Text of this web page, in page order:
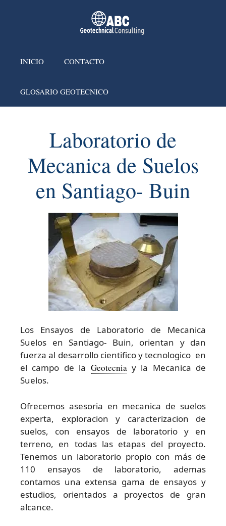
INICIO CONTACTO
GLOSARIO GEOTECNICO
Laboratorio de
Mecanica de Suelos
en Santiago- Buin
Los Ensayos de Laboratorio de Mecanica
Suelos en Santiago- Buin, orientan y dan
fuerza al desarrollo cientifico y tecnologico en
el campo de la Geotecniay la Mecanica de
Suelos.
Ofrecemos asesoria en mecanica de suelos
experta, exploracion y caracterizacion de
suelos, con ensayos de laboratorio y en
terreno, en todas las etapas del proyecto.
Tenemos un laboratorio propio con más de
110 ensayos de laboratorio, ademas
contamos una extensa gama de ensayos y
estudios, orientados a proyectos de gran
alcance.